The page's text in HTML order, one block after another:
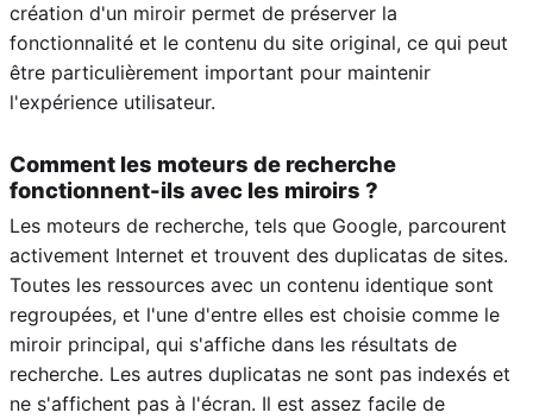
création d'un miroir permet de préserver la
fonctionnalité et le contenu du site original, ce qui peut
être particulièrement important pour maintenir
l'expérience utilisateur.
Comment les moteurs de recherche
fonctionnent-ils avec les miroirs ?
Les moteurs de recherche, tels que Google, parcourent
activement Internet et trouvent des duplicatas de sites.
Toutes les ressources avec un contenu identique sont
regroupées, et l'une d'entre elles est choisie comme le
miroir principal, qui s'affiche dans les résultats de
recherche. Les autres duplicatas ne sont pas indexés et
ne s'affichent pas à l'écran. Il est assez facile de